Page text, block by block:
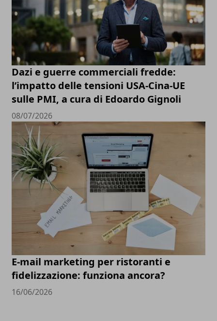
Dazi e guerre commerciali fredde:
l’impatto delle tensioni USA-Cina-UE
sulle PMI, a cura di Edoardo Gignoli
08/07/2026
E-mail marketing per ristoranti e
fidelizzazione: funziona ancora?
16/06/2026